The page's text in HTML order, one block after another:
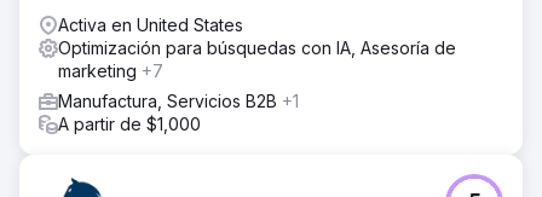
Activa en United States
Optimización para búsquedas con IA, Asesoría de
marketing +7
Manufactura, Servicios B2B +1
A partir de $1,000